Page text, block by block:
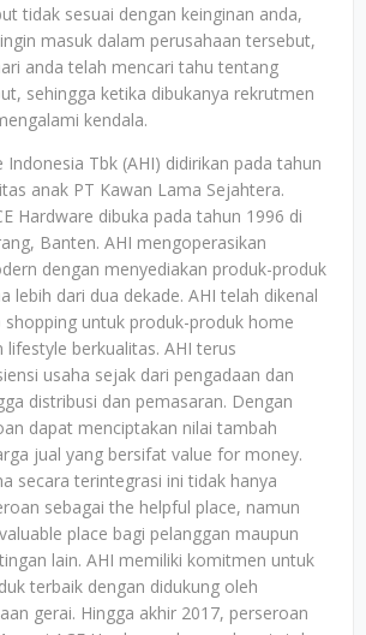
tidak sesuai dengan keinginan anda,
masuk dalam perusahaan tersebut,
anda telah mencari tahu tentang
sehingga ketika dibukanya rekrutmen
kendala.
Indonesia Tbk (AHI) didirikan pada tahun
anak PT Kawan Lama Sejahtera.
Hardware dibuka pada tahun 1996 di
Banten. AHI mengoperasikan
dengan menyediakan produk-produk
lebih dari dua dekade. AHI telah dikenal
untuk produk-produk home
berkualitas. AHI terus
usaha sejak dari pengadaan dan
distribusi dan pemasaran. Dengan
dapat menciptakan nilai tambah
jual yang bersifat value for money.
secara terintegrasi ini tidak hanya
sebagai the helpful place, namun
place bagi pelanggan maupun
lain. AHI memiliki komitmen untuk
terbaik dengan didukung oleh
gerai. Hingga akhir 2017, perseroan